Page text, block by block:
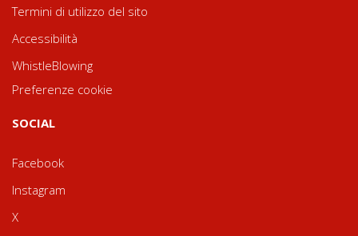
Termini di utilizzo del sito
Accessibilità
WhistleBlowing
Preferenze cookie
SOCIAL
Facebook
Instagram
X